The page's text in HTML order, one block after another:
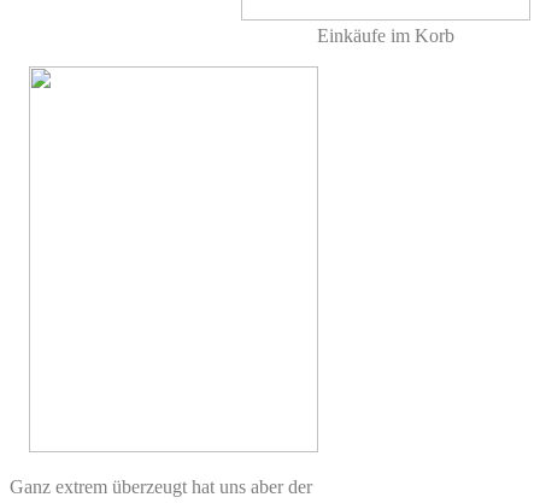
Einkäufe im Korb
Ganz extrem überzeugt hat uns aber der